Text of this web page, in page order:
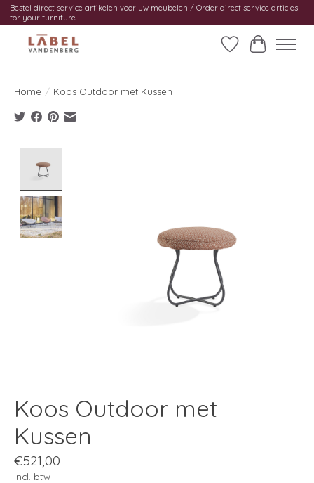
Bestel direct service artikelen voor uw meubelen / Order direct service articles
for your furniture
Verlanglijst
Home / Koos Outdoor met Kussen
Koos Outdoor met
Kussen
€521,00
Incl. btw